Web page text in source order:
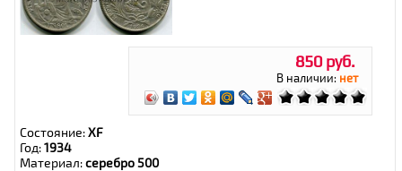
850 руб.
В наличии: нет
Состояние:XF
Год:1934
Материал:серебро 500